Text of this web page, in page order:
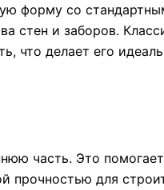
форму со
стен и заборов.
что делает его
часть. Это помогает
прочностью для